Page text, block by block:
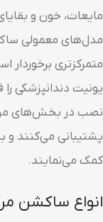
مایعات، خون و
مدل‌های معمولی
متمرکزتری
یونیت دندانپزشکی
نصب در بخش‌های
پشتیبانی می‌کنند و
کمک می‌نمایند.
انواع ساکشن